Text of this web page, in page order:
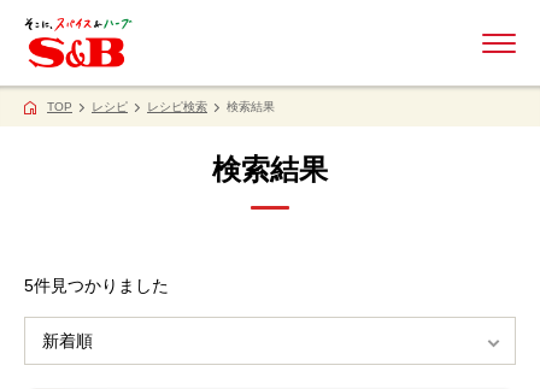
TOP レシピ レシピ検索 検索結果
検索結果
5件見つかりました